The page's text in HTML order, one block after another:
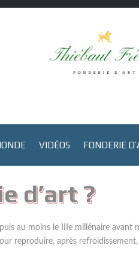
VIDÉOS FONDERIE
d’art ?
au moins le IIIe millénaire avant
reproduire, après